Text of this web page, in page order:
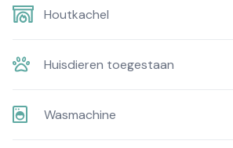
Houtkachel
Huisdieren toegestaan
Wasmachine